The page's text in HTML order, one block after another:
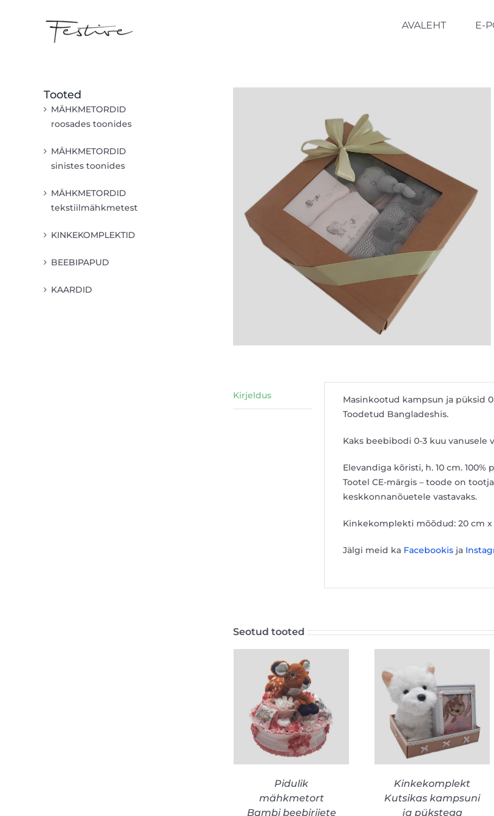
AVALEHT E-
Kirjeldus
Masinkootud kampsun ja püksid
Toodetud Bangladeshis.
Kaks beebibodi 0-3 kuu vanusele
Elevandiga kõristi, h. 10 cm. 100%
Tootel CE-märgis – toode on
keskkonnanõuetele vastavaks.
Kinkekomplekti mõõdud: 20 cm x
Jälgi meid ka Facebookisja
Seotud tooted
LISA KORVI
/
VAATA TOODET
Pidulik
mähkmetort
Bambi beebiriiete
VALI SELLEL
TOOTEL
ON
MITU
VARIANTI.
VALIKUID
SAAB
/
VAATA
TOODET
Kinkekomplekt
Kutsikas kampsuni
ja pükstega
Tooted
MÄHKMETORDID
roosades toonides
MÄHKMETORDID
sinistes toonides
MÄHKMETORDID
tekstiilmähkmetest
KINKEKOMPLEKTID
BEEBIPAPUD
KAARDID